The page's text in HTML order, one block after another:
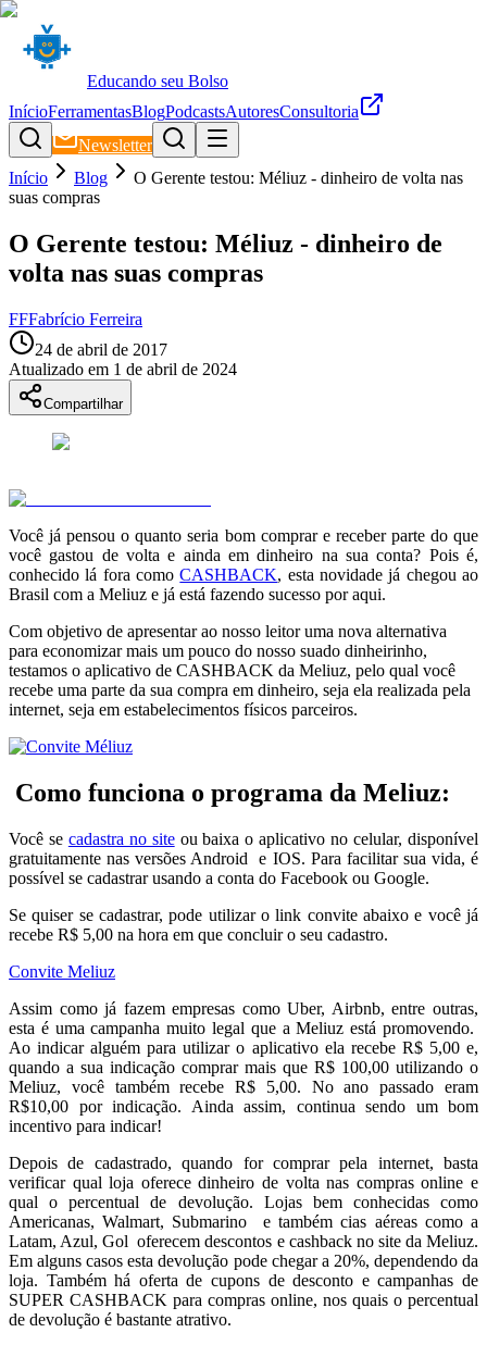
Educando seu Bolso
InícioFerramentasBlogPodcastsAutoresConsultoria
Newsletter
Início
Blog
O Gerente testou: Méliuz - dinheiro de volta nas
suas compras
O Gerente testou: Méliuz - dinheiro de
volta nas suas compras
FFFabrício Ferreira
24 de abril de 2017
Atualizado em 1 de abril de 2024
Compartilhar
Você já pensou o quanto seria bom comprar e receber parte do que
você gastou de volta e ainda em dinheiro na sua conta? Pois é,
conhecido lá fora comoCASHBACK, esta novidade já chegou ao
Brasil com a Meliuz e já está fazendo sucesso por aqui.
Com objetivo de apresentar ao nosso leitor uma nova alternativa
para economizar mais um pouco do nosso suado dinheirinho,
testamos o aplicativo de CASHBACK da Meliuz, pelo qual você
recebe uma parte da sua compra em dinheiro, seja ela realizada pela
internet, seja em estabelecimentos físicos parceiros.
Como funciona o programa da Meliuz:
Você se cadastra no siteou baixa o aplicativo no celular, disponível
gratuitamente nas versões Android e IOS. Para facilitar sua vida, é
possível se cadastrar usando a conta do Facebook ou Google.
Se quiser se cadastrar, pode utilizar o link convite abaixo e você já
recebe R$ 5,00 na hora em que concluir o seu cadastro.
Convite Meliuz
Assim como já fazem empresas como Uber, Airbnb, entre outras,
esta é uma campanha muito legal que a Meliuz está promovendo.
Ao indicar alguém para utilizar o aplicativo ela recebe R$ 5,00 e,
quando a sua indicação comprar mais que R$ 100,00 utilizando o
Meliuz, você também recebe R$ 5,00. No ano passado eram
R$10,00 por indicação. Ainda assim, continua sendo um bom
incentivo para indicar!
Depois de cadastrado, quando for comprar pela internet, basta
verificar qual loja oferece dinheiro de volta nas compras online e
qual o percentual de devolução. Lojas bem conhecidas como
Americanas, Walmart, Submarino e também cias aéreas como a
Latam, Azul, Gol oferecem descontos e cashback no site da Meliuz.
Em alguns casos esta devolução pode chegar a 20%, dependendo da
loja. Também há oferta de cupons de desconto e campanhas de
SUPER CASHBACK para compras online, nos quais o percentual
de devolução é bastante atrativo.